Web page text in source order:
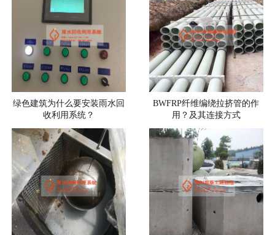
绿色建筑为什么要安装雨水回
收利用系统？
BWFRP纤维编绕拉挤管的作
用？及其连接方式